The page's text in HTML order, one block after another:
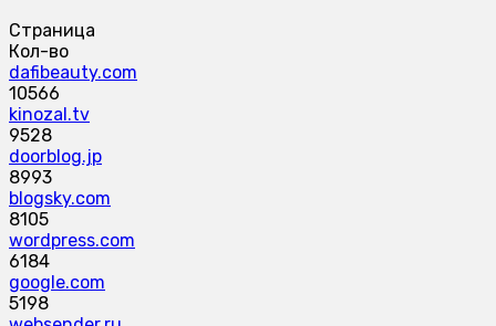
Страница
Кол-во
dafibeauty.com
10566
kinozal.tv
9528
doorblog.jp
8993
blogsky.com
8105
wordpress.com
6184
google.com
5198